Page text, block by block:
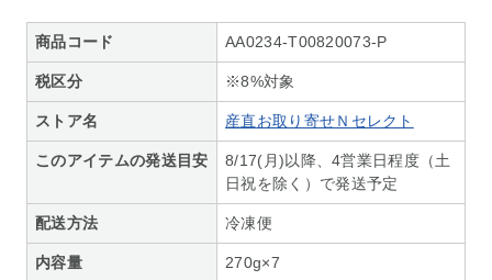
商品コード AA0234-T00820073-P
税区分 ※8%対象
ストア名 産直お取り寄せＮセレクト
このアイテムの発送目安
8/17(月)以降、4営業日程度（土
日祝を除く）で発送予定
配送方法 冷凍便
内容量 270g×7